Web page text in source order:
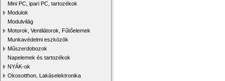
Mini PC, ipari PC, tartozékok
Modulok
Modulvilág
Motorok, Ventilátorok, Fűtőelemek
Munkavédelmi eszközök
Műszerdobozok
Napelemek és tartozékok
NYÁK-ok
Okosotthon, Lakáselektronika